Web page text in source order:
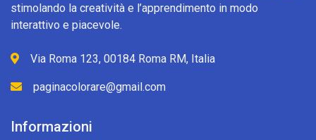
stimolando la creatività e l’apprendimento in modo
interattivo e piacevole.
Via Roma 123, 00184 Roma RM, Italia
paginacolorare@gmail.com
Informazioni